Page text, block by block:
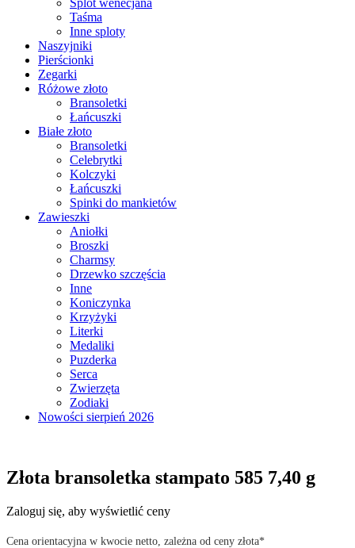
Splot wenecjana
Taśma
Inne sploty
Naszyjniki
Pierścionki
Zegarki
Różowe złoto
Bransoletki
Łańcuszki
Białe złoto
Bransoletki
Celebrytki
Kolczyki
Łańcuszki
Spinki do mankietów
Zawieszki
Aniołki
Broszki
Charmsy
Drzewko szczęścia
Inne
Koniczynka
Krzyżyki
Literki
Medaliki
Puzderka
Serca
Zwierzęta
Zodiaki
Nowości sierpień 2026
Złota bransoletka stampato 585 7,40 g
Zaloguj się, aby wyświetlić ceny
Cena orientacyjna w kwocie netto, zależna od ceny złota*